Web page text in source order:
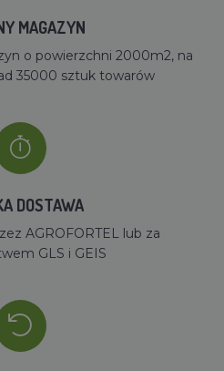
MAGAZYN
o powierzchni 2000m2, na
35000 sztuk towarów
DOSTAWA
AGROFORTEL lub za
GLS i GEIS